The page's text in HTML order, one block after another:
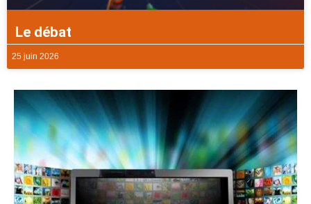
Le débat
25 juin 2026